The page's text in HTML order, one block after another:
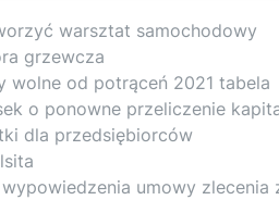
warsztat samochodowy
grzewcza
wolne od potrąceń 2021 tabela
o ponowne przeliczenie
dla przedsiębiorców
umowy zlecenia